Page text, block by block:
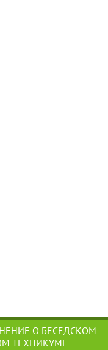
О БЕСЕДСКОМ
ТЕХНИКУМЕ